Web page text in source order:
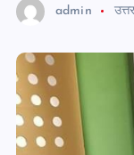
admin